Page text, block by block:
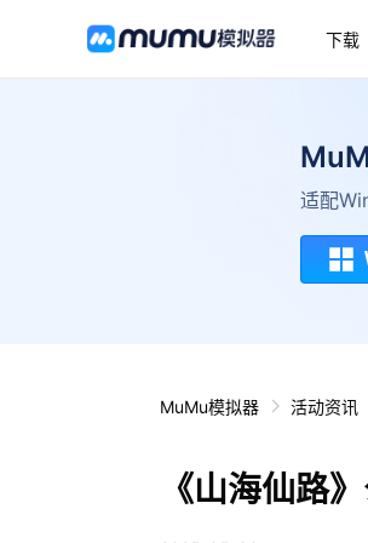
下载
适配
MuMu模拟器 活动资讯
《山海仙路